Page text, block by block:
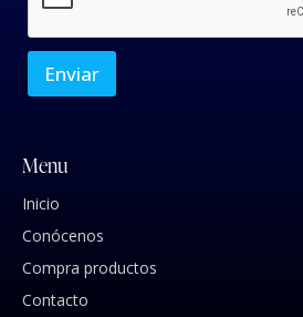
Enviar
Menu
Inicio
Conócenos
Compra productos
Contacto